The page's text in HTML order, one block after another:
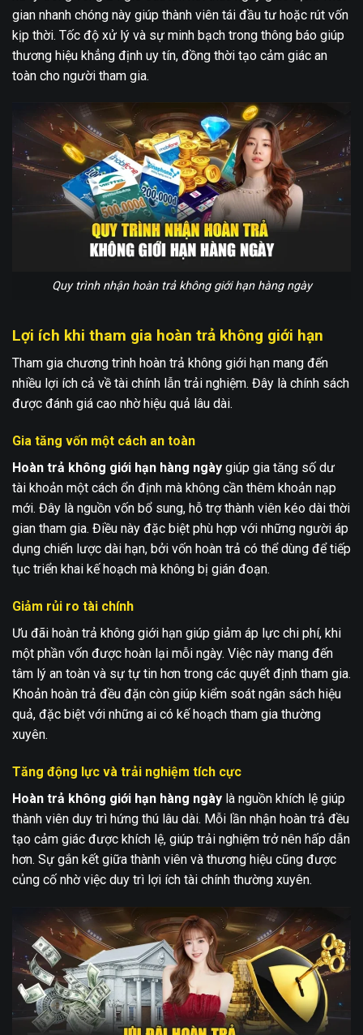
gian nhanh chóng này giúp thành viên tái đầu tư hoặc rút vốn
kịp thời. Tốc độ xử lý và sự minh bạch trong thông báo giúp
thương hiệu khẳng định uy tín, đồng thời tạo cảm giác an
toàn cho người tham gia.
Quy trình nhận hoàn trả không giới hạn hàng ngày
Lợi ích khi tham gia hoàn trả không giới hạn
Tham gia chương trình hoàn trả không giới hạn mang đến
nhiều lợi ích cả về tài chính lẫn trải nghiệm. Đây là chính sách
được đánh giá cao nhờ hiệu quả lâu dài.
Gia tăng vốn một cách an toàn
Hoàn trả không giới hạn hàng ngày giúp gia tăng số dư
tài khoản một cách ổn định mà không cần thêm khoản nạp
mới. Đây là nguồn vốn bổ sung, hỗ trợ thành viên kéo dài thời
gian tham gia. Điều này đặc biệt phù hợp với những người áp
dụng chiến lược dài hạn, bởi vốn hoàn trả có thể dùng để tiếp
tục triển khai kế hoạch mà không bị gián đoạn.
Giảm rủi ro tài chính
Ưu đãi hoàn trả không giới hạn giúp giảm áp lực chi phí, khi
một phần vốn được hoàn lại mỗi ngày. Việc này mang đến
tâm lý an toàn và sự tự tin hơn trong các quyết định tham gia.
Khoản hoàn trả đều đặn còn giúp kiểm soát ngân sách hiệu
quả, đặc biệt với những ai có kế hoạch tham gia thường
xuyên.
Tăng động lực và trải nghiệm tích cực
Hoàn trả không giới hạn hàng ngày là nguồn khích lệ giúp
thành viên duy trì hứng thú lâu dài. Mỗi lần nhận hoàn trả đều
tạo cảm giác được khích lệ, giúp trải nghiệm trở nên hấp dẫn
hơn. Sự gắn kết giữa thành viên và thương hiệu cũng được
củng cố nhờ việc duy trì lợi ích tài chính thường xuyên.